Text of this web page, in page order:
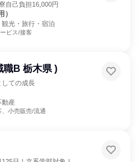
自己負担16,000円
光・旅行・宿泊
ビス/接客
職B 栃木県 )
ての成長
動産
小売販売/流通